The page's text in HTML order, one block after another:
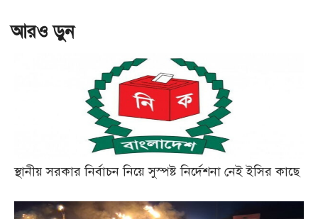
আরও ড়ুন
স্থানীয় সরকার নির্বাচন নিয়ে সুস্পষ্ট নির্দেশনা নেই ইসির কাছে